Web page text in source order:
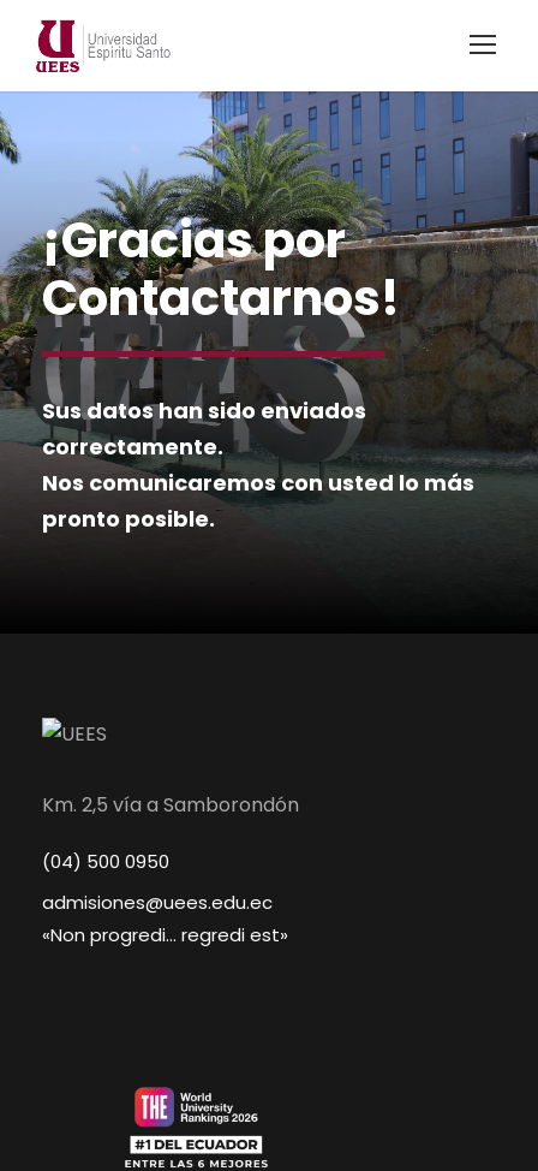
¡Gracias por
Contactarnos!
Sus datos han sido enviados
correctamente.
Nos comunicaremos con usted lo más
pronto posible.
Km. 2,5 vía a Samborondón
(04) 500 0950
admisiones@uees.edu.ec
«Non progredi… regredi est»